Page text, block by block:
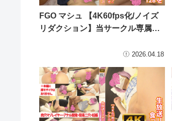
FGO マシュ 【4K60fps化/ノイズ
リダクション】当サークル専属…
2026.04.18